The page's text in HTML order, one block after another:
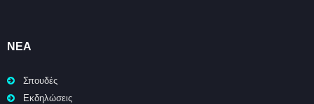
ΝΈΑ
Σπουδές
Εκδηλώσεις